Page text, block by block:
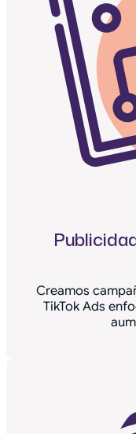
Creamos
TikTok Ads